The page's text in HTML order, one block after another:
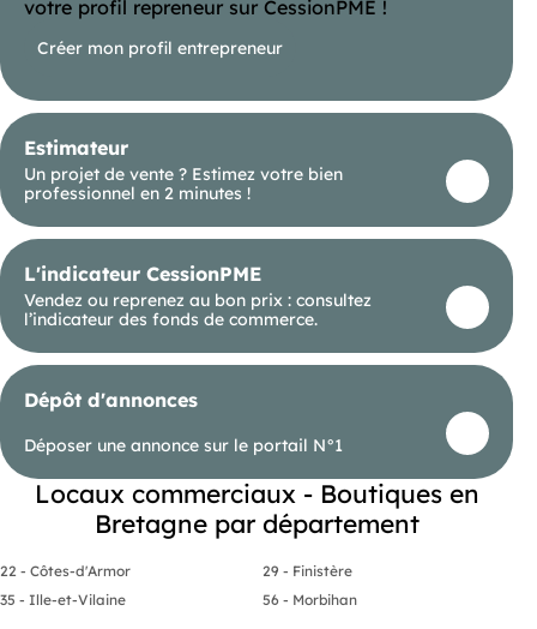
local vous est présenté par l'agence immobilière
située à Perros-Guirec (titulaire de la carte
professionnelle n°2203 20 3)
votre profil repreneur sur CessionPME !
Créer mon profil entrepreneur
Estimateur
Un projet de vente ? Estimez votre bien
professionnel en 2 minutes !
L'indicateur CessionPME
Vendez ou reprenez au bon prix : consultez
l’indicateur des fonds de commerce.
Dépôt d'annonces
Déposer une annonce sur le portail N°1
Locaux commerciaux - Boutiques en
Bretagne par département
22 - Côtes-d'Armor
29 - Finistère
35 - Ille-et-Vilaine
56 - Morbihan